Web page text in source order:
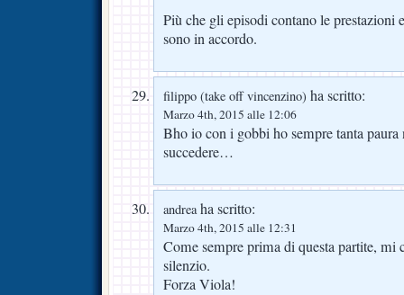
Più che gli episodi contano le prestazioni
sono in accordo.
filippo (take off vincenzino) ha scritto:
Marzo 4th, 2015 alle 12:06
Bho io con i gobbi ho sempre tanta
succedere…
andreaha scritto:
Marzo 4th, 2015 alle 12:31
Come sempre prima di questa partite, mi
silenzio.
Forza Viola!